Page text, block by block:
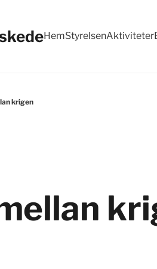
HemStyrelsenAktiviteter
krigen